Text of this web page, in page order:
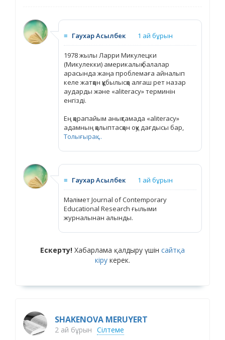
≡ Гаухар Асылбек 1 ай бұрын
1978 жылы Ларри Микулецки
(Микулекки) америкалық балалар
арасында жаңа проблемаға айналып
келе жатқан құбылысқа алғаш рет назар
аударды және «aliteracy» терминін
енгізді.
Ең қарапайым анықтамада «aliteracy»
адамның қалыптасқан оқу дағдысы бар,
Толығырақ ...
≡ Гаухар Асылбек 1 ай бұрын
Мәлімет Journal of Contemporary
Educational Research ғылыми
журналынан алынды.
Ескерту! Хабарлама қалдыру үшін сайтқа
кіру керек.
SHAKENOVA MERUYERT
2 ай бұрын Сілтеме